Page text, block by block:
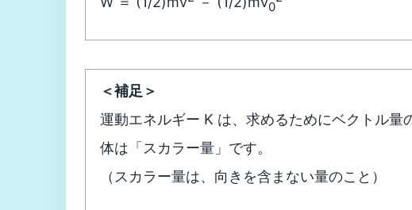
0
＜補足＞
運動エネルギー K は、求めるためにベクトル量
体は「スカラー量」です。
（スカラー量は、向きを含まない量のこと）